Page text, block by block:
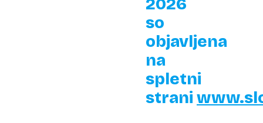
so
objavljena
na
spletni
strani